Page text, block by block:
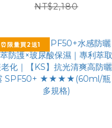
水 首創誘餌+黏蚊紙 (無
NT$2,180
⏰限量買2送1